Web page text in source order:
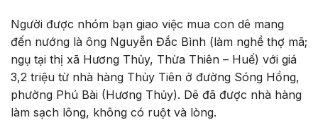
Người được nhóm bạn giao việc mua con dê mang
đến nướng là ông Nguyễn Đắc Bình (làm nghề thợ mã;
ngụ tại thị xã Hương Thủy, Thừa Thiên – Huế) với giá
3,2 triệu từ nhà hàng Thủy Tiên ở đường Sóng Hồng,
phường Phú Bài (Hương Thủy). Dê đã được nhà hàng
làm sạch lông, không có ruột và lòng.